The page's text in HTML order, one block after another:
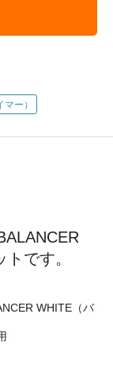
ー）
です。
WHITE（バ